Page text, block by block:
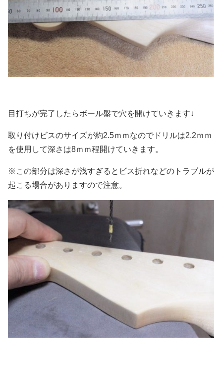
目打ちが完了したらボール盤で穴を開けていきます↓
取り付けビスのサイズが約2.5ｍｍなのでドリルは2.2ｍｍ
を使用して深さは8ｍｍ程開けていきます。
※この部分は深さが浅すぎるとビス折れなどのトラブルが
起こる場合がありますので注意。